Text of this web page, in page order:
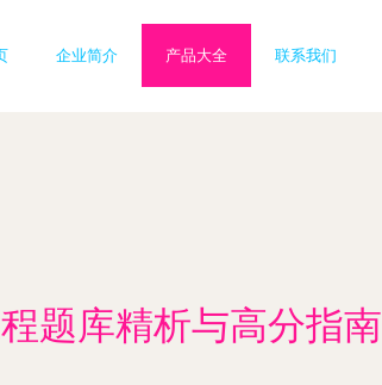
企业简介 产品大全 联系我们
题库精析与高分指南